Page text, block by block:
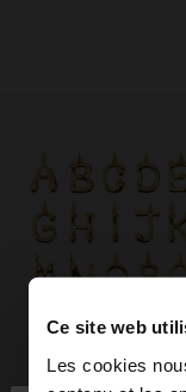
Ce site web
Les cookies